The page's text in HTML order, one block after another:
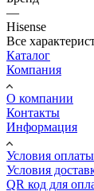
—
Hisense
Все
Каталог
Компания
О компании
Контакты
Информация
Условия оплаты
Условия
QR код для